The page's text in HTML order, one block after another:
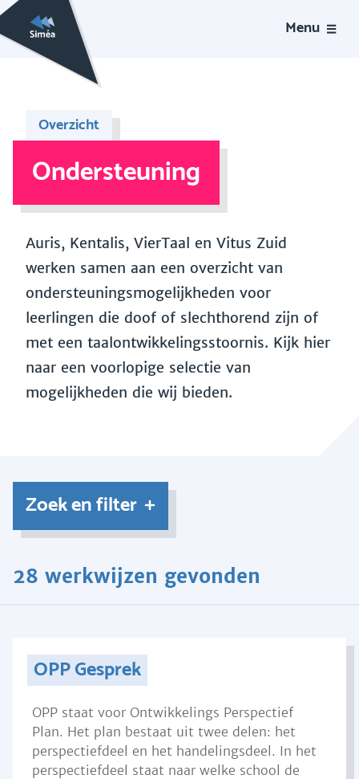
Menu
Overzicht
Ondersteuning
Auris, Kentalis, VierTaal en Vitus Zuid
werken samen aan een overzicht van
ondersteuningsmogelijkheden voor
leerlingen die doof of slechthorend zijn of
met een taalontwikkelingsstoornis. Kijk hier
naar een voorlopige selectie van
mogelijkheden die wij bieden.
Zoek en filter
28 werkwijzen gevonden
OPP Gesprek
OPP staat voor Ontwikkelings Perspectief
Plan. Het plan bestaat uit twee delen: het
perspectiefdeel en het handelingsdeel. In het
perspectiefdeel staat naar welke school de